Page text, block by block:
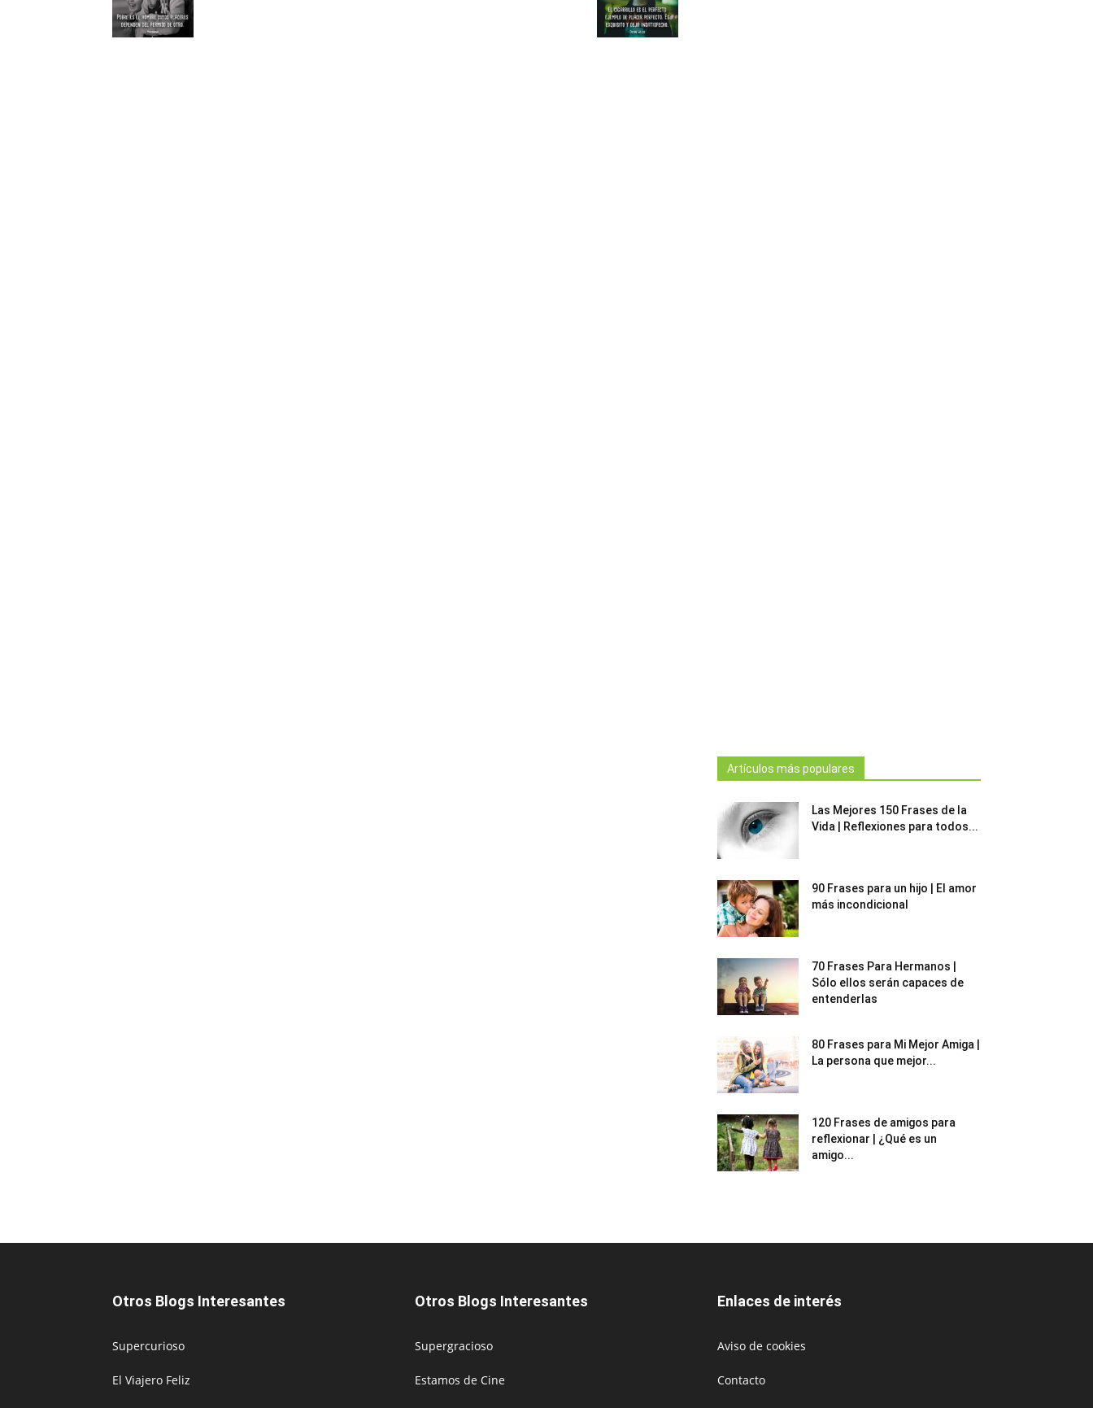
Artículos más populares
Las Mejores 150 Frases de la
Vida | Reflexiones para todos...
90 Frases para un hijo | El amor
más incondicional
70 Frases Para Hermanos |
Sólo ellos serán capaces de
entenderlas
80 Frases para Mi Mejor Amiga |
La persona que mejor...
120 Frases de amigos para
reflexionar | ¿Qué es un
amigo...
Otros Blogs Interesantes
Supercurioso
El Viajero Feliz
Otros Blogs Interesantes
Supergracioso
Estamos de Cine
Enlaces de interés
Aviso de cookies
Contacto